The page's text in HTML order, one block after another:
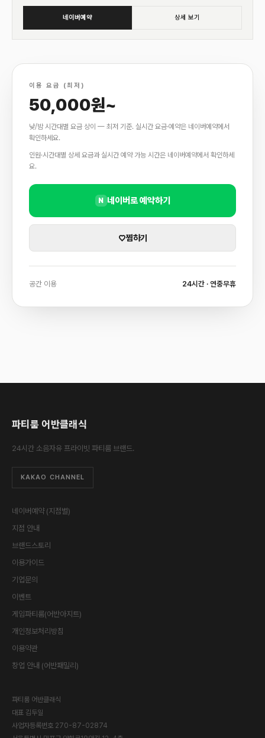
네이버예약 상세 보기
이용 요금 (최저)
50,000원~
낮/밤 시간대별 요금 상이 — 최저 기준. 실시간 요금·예약은 네이버예약에서
확인하세요.
인원·시간대별 상세 요금과 실시간 예약 가능 시간은 네이버예약에서 확인하세
요.
N 네이버로 예약하기
♡찜하기
공간 이용 24시간 · 연중무휴
파티룸 어반클래식
24시간 소음자유 프라이빗 파티룸 브랜드.
KAKAO CHANNEL
네이버예약 (지점별)
지점 안내
브랜드스토리
이용가이드
기업문의
이벤트
게임파티룸(어반아지트)
개인정보처리방침
이용약관
창업 안내 (어반패밀리)
파티룸 어반클래식
대표 김두일
사업자등록번호 270-87-02874